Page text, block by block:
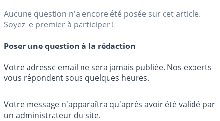
Aucune question n'a encore été posée sur cet article.
Soyez le premier à participer !
Poser une question à la rédaction
Votre adresse email ne sera jamais publiée. Nos experts
vous répondent sous quelques heures.
Votre message n'apparaîtra qu'après avoir été validé par
un administrateur du site.